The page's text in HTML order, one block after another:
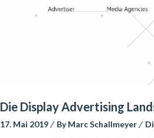
Die Display Advertising
17. Mai 2019 By Marc Schallmeyer